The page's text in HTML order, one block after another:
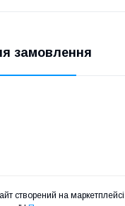
замовлення
створений на маркетплейсі